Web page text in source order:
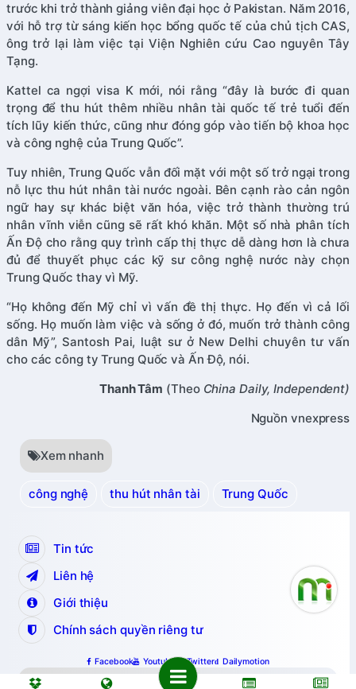
trước khi trở thành giảng viên đại học ở Pakistan. Năm 2016,
với hỗ trợ từ sáng kiến học bổng quốc tế của chủ tịch CAS,
ông trở lại làm việc tại Viện Nghiên cứu Cao nguyên Tây
Tạng.
Kattel ca ngợi visa K mới, nói rằng “đây là bước đi quan
trọng để thu hút thêm nhiều nhân tài quốc tế trẻ tuổi đến
tích lũy kiến thức, cũng như đóng góp vào tiến bộ khoa học
và công nghệ của Trung Quốc”.
Tuy nhiên, Trung Quốc vẫn đối mặt với một số trở ngại trong
nỗ lực thu hút nhân tài nước ngoài. Bên cạnh rào cản ngôn
ngữ hay sự khác biệt văn hóa, việc trở thành thường trú
nhân vĩnh viễn cũng sẽ rất khó khăn. Một số nhà phân tích
Ấn Độ cho rằng quy trình cấp thị thực dễ dàng hơn là chưa
đủ để thuyết phục các kỹ sư công nghệ nước này chọn
Trung Quốc thay vì Mỹ.
“Họ không đến Mỹ chỉ vì vấn đề thị thực. Họ đến vì cả lối
sống. Họ muốn làm việc và sống ở đó, muốn trở thành công
dân Mỹ”, Santosh Pai, luật sư ở New Delhi chuyên tư vấn
cho các công ty Trung Quốc và Ấn Độ, nói.
Thanh Tâm (Theo China Daily, Independent)
Nguồn vnexpress
Xem nhanh
công nghệ thu hút nhân tài Trung Quốc
Tin tức
Liên hệ
Giới thiệu
Chính sách quyền riêng tư
Facebook Youtube Twitter
Dailymotion
Copyright © 2024 nguyenminh.vn.
All Rights Reserved.